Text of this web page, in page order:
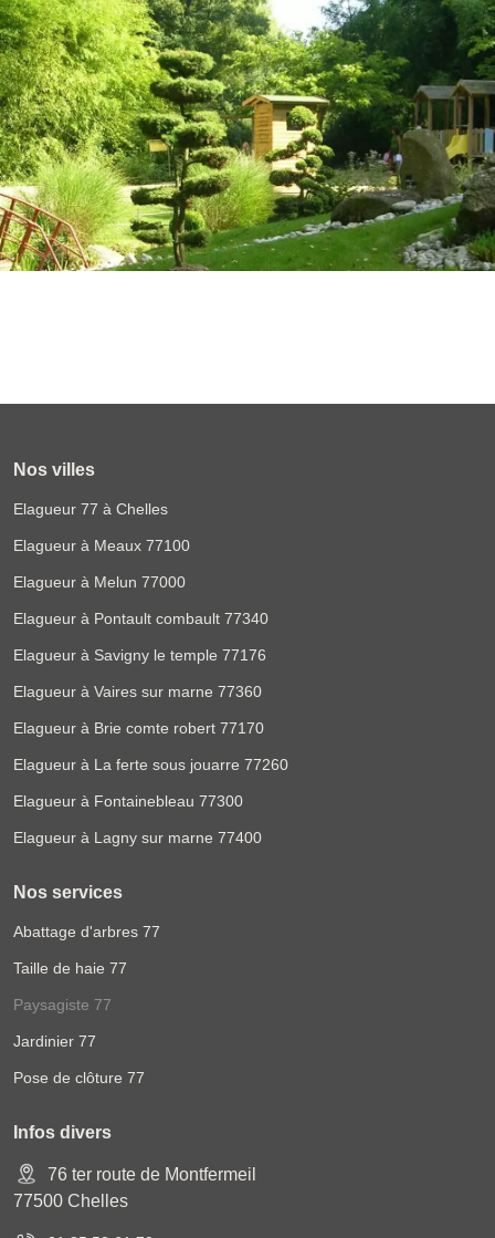
Nos villes
Elagueur 77 à Chelles
Elagueur à Meaux 77100
Elagueur à Melun 77000
Elagueur à Pontault combault 77340
Elagueur à Savigny le temple 77176
Elagueur à Vaires sur marne 77360
Elagueur à Brie comte robert 77170
Elagueur à La ferte sous jouarre 77260
Elagueur à Fontainebleau 77300
Elagueur à Lagny sur marne 77400
Nos services
Abattage d'arbres 77
Taille de haie 77
Paysagiste 77
Jardinier 77
Pose de clôture 77
Infos divers
76 ter route de Montfermeil
77500 Chelles